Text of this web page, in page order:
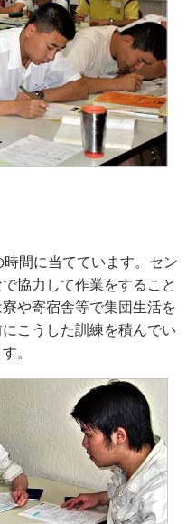
間に当てています。セン
協力して作業をすること
や寄宿舎等で集団生活を
こうした訓練を積んでい
。